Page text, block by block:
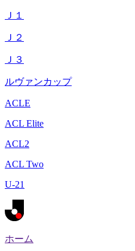
Ｊ１
Ｊ２
Ｊ３
ルヴァンカップ
ACLE
ACL Elite
ACL2
ACL Two
U-21
ホーム